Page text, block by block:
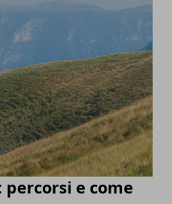
e come